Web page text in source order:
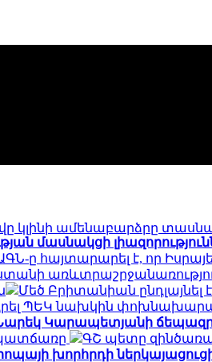
կլինի ամենաբարձրը
մասնակցի
ը հայտարարել է, որ
Մեծ Բրիտանիան
ՊԵԿ նախկին
Կարապետյանի
ԳՇ պետը
խորհրդի